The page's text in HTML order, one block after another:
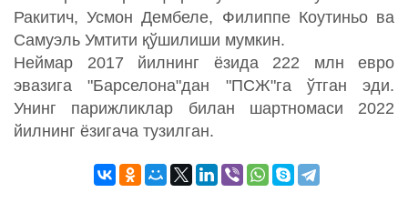
Ракитич, Усмон Дембеле, Филиппе Коутиньо ва
Самуэль Умтити қўшилиши мумкин.
Неймар 2017 йилнинг ёзида 222 млн евро
эвазига "Барселона"дан "ПСЖ"га ўтган эди.
Унинг парижликлар билан шартномаси 2022
йилнинг ёзигача тузилган.